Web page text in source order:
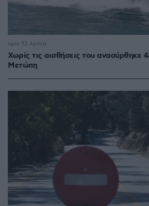
Χωρίς τις αισθήσεις του ανασύρθηκε
Μετώπη
πριν 13 λεπτά